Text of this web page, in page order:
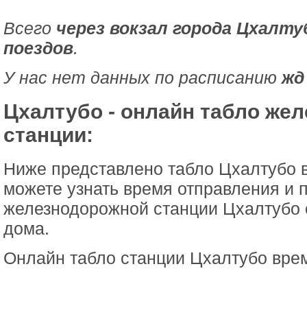
Всего через вокзал города
поездов.
У нас нет данных по расписанию
Цхалтубо - онлайн табло
станции:
Ниже представлено табло
можете узнать время отправления и
железнодорожной станции
дома.
Онлайн табло станции Цхалтубо